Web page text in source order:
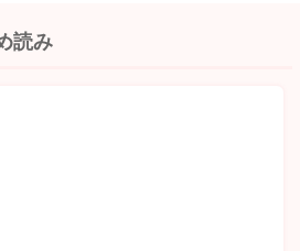
読み